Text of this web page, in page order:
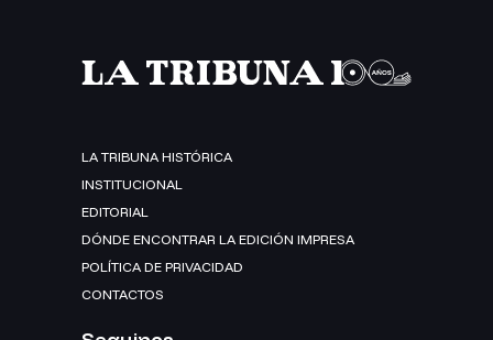
LA TRIBUNA HISTÓRICA
INSTITUCIONAL
EDITORIAL
DÓNDE ENCONTRAR LA EDICIÓN IMPRESA
POLÍTICA DE PRIVACIDAD
CONTACTOS